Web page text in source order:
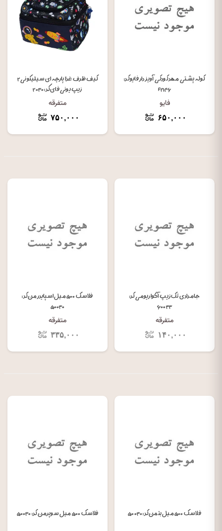
کوله پشتی مهد کودکی آویز دار فایو کد:
F۲۱۴۶
فایو
۶۵۰,۰۰۰
کیف ظرف غذا پارچه ای سیلیکونی ۲
زیپ یونی فای کد: ۲۰۳۰
متفرقه
۷۵۰,۰۰۰
جامدادی تک زیپ آکواریومی کد:
۶۰۰۳۳
متفرقه
۱۴۰,۰۰۰
فلاسک ۵۰۰ میل اسپایدرمن کد:
۵۰۰۳۰
متفرقه
۳۳۵,۰۰۰
فلاسک ۵۰۰ میل بتمن کد: ۵۰۰۳۰ فلاسک ۵۰۰ میل سوپرمن کد: ۵۰۰۳۰